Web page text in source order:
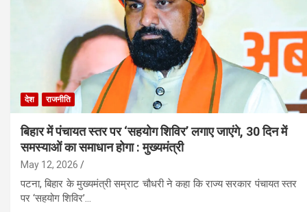
देश राजनीति
बिहार में पंचायत स्तर पर ‘सहयोग शिविर’ लगाए जाएंगे, 30 दिन में
समस्याओं का समाधान होगा : मुख्यमंत्री
May 12, 2026
पटना, बिहार के मुख्यमंत्री सम्राट चौधरी ने कहा कि राज्य सरकार पंचायत स्तर
पर ‘सहयोग शिविर’…